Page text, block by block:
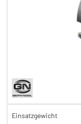
25,00 €
Einsatzgewicht